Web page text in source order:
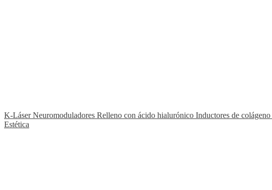
K-LáserNeuromoduladores Relleno con ácido hialurónico Inductores de colágeno
Estética